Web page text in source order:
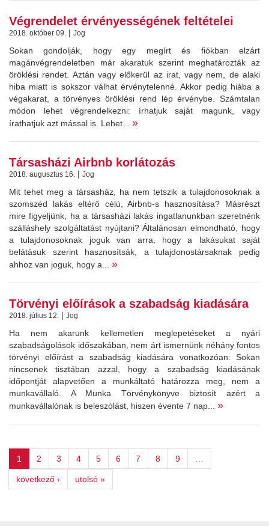
Végrendelet érvényességének feltételei
2018. október 09. | Jog
Sokan gondolják, hogy egy megírt és fiókban elzárt
magánvégrendeletben már akaratuk szerint meghatározták az
öröklési rendet. Aztán vagy előkerül az irat, vagy nem, de alaki
hiba miatt is sokszor válhat érvénytelenné. Akkor pedig hiába a
végakarat, a törvényes öröklési rend lép érvénybe. Számtalan
módon lehet végrendelkezni: írhatjuk saját magunk, vagy
írathatjuk azt mással is. Lehet... »
Társasházi Airbnb korlátozás
2018. augusztus 16. | Jog
Mit tehet meg a társasház, ha nem tetszik a tulajdonosoknak a
szomszéd lakás eltérő célú, Airbnb-s hasznosítása? Másrészt
mire figyeljünk, ha a társasházi lakás ingatlanunkban szeretnénk
szálláshely szolgáltatást nyújtani? Általánosan elmondható, hogy
a tulajdonosoknak joguk van arra, hogy a lakásukat saját
belátásuk szerint hasznosítsák, a tulajdonostársaknak pedig
ahhoz van joguk, hogy a... »
Törvényi előírások a szabadság kiadására
2018. július 12. | Jog
Ha nem akarunk kellemetlen meglepetéseket a nyári
szabadságolások időszakában, nem árt ismernünk néhány fontos
törvényi előírást a szabadság kiadására vonatkozóan: Sokan
nincsenek tisztában azzal, hogy a szabadság kiadásának
időpontját alapvetően a munkáltató határozza meg, nem a
munkavállaló. A Munka Törvénykönyve biztosít azért a
munkavállalónak is beleszólást, hiszen évente 7 nap... »
1 2 3 4 5 6 7 8 9
következő › utolsó »